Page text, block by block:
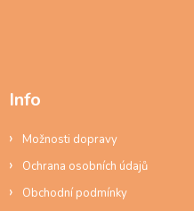
Info
Možnosti dopravy
Ochrana osobních údajů
Obchodní podmínky